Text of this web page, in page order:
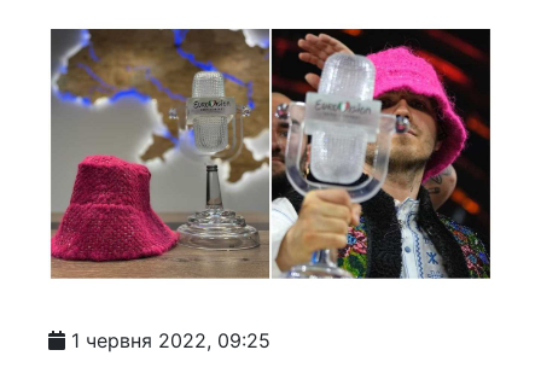
1 червня 2022, 09:25